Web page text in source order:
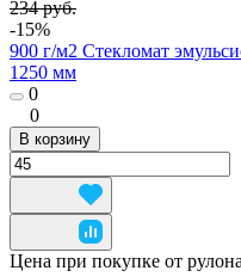
234 руб.
-15%
900 г/м2 Стекломат
1250 мм
0
0
В корзину
Цена при покупке от рулона